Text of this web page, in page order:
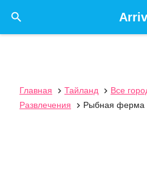

Главная  Тайланд  Все
Развлечения
 Рыбная ферма